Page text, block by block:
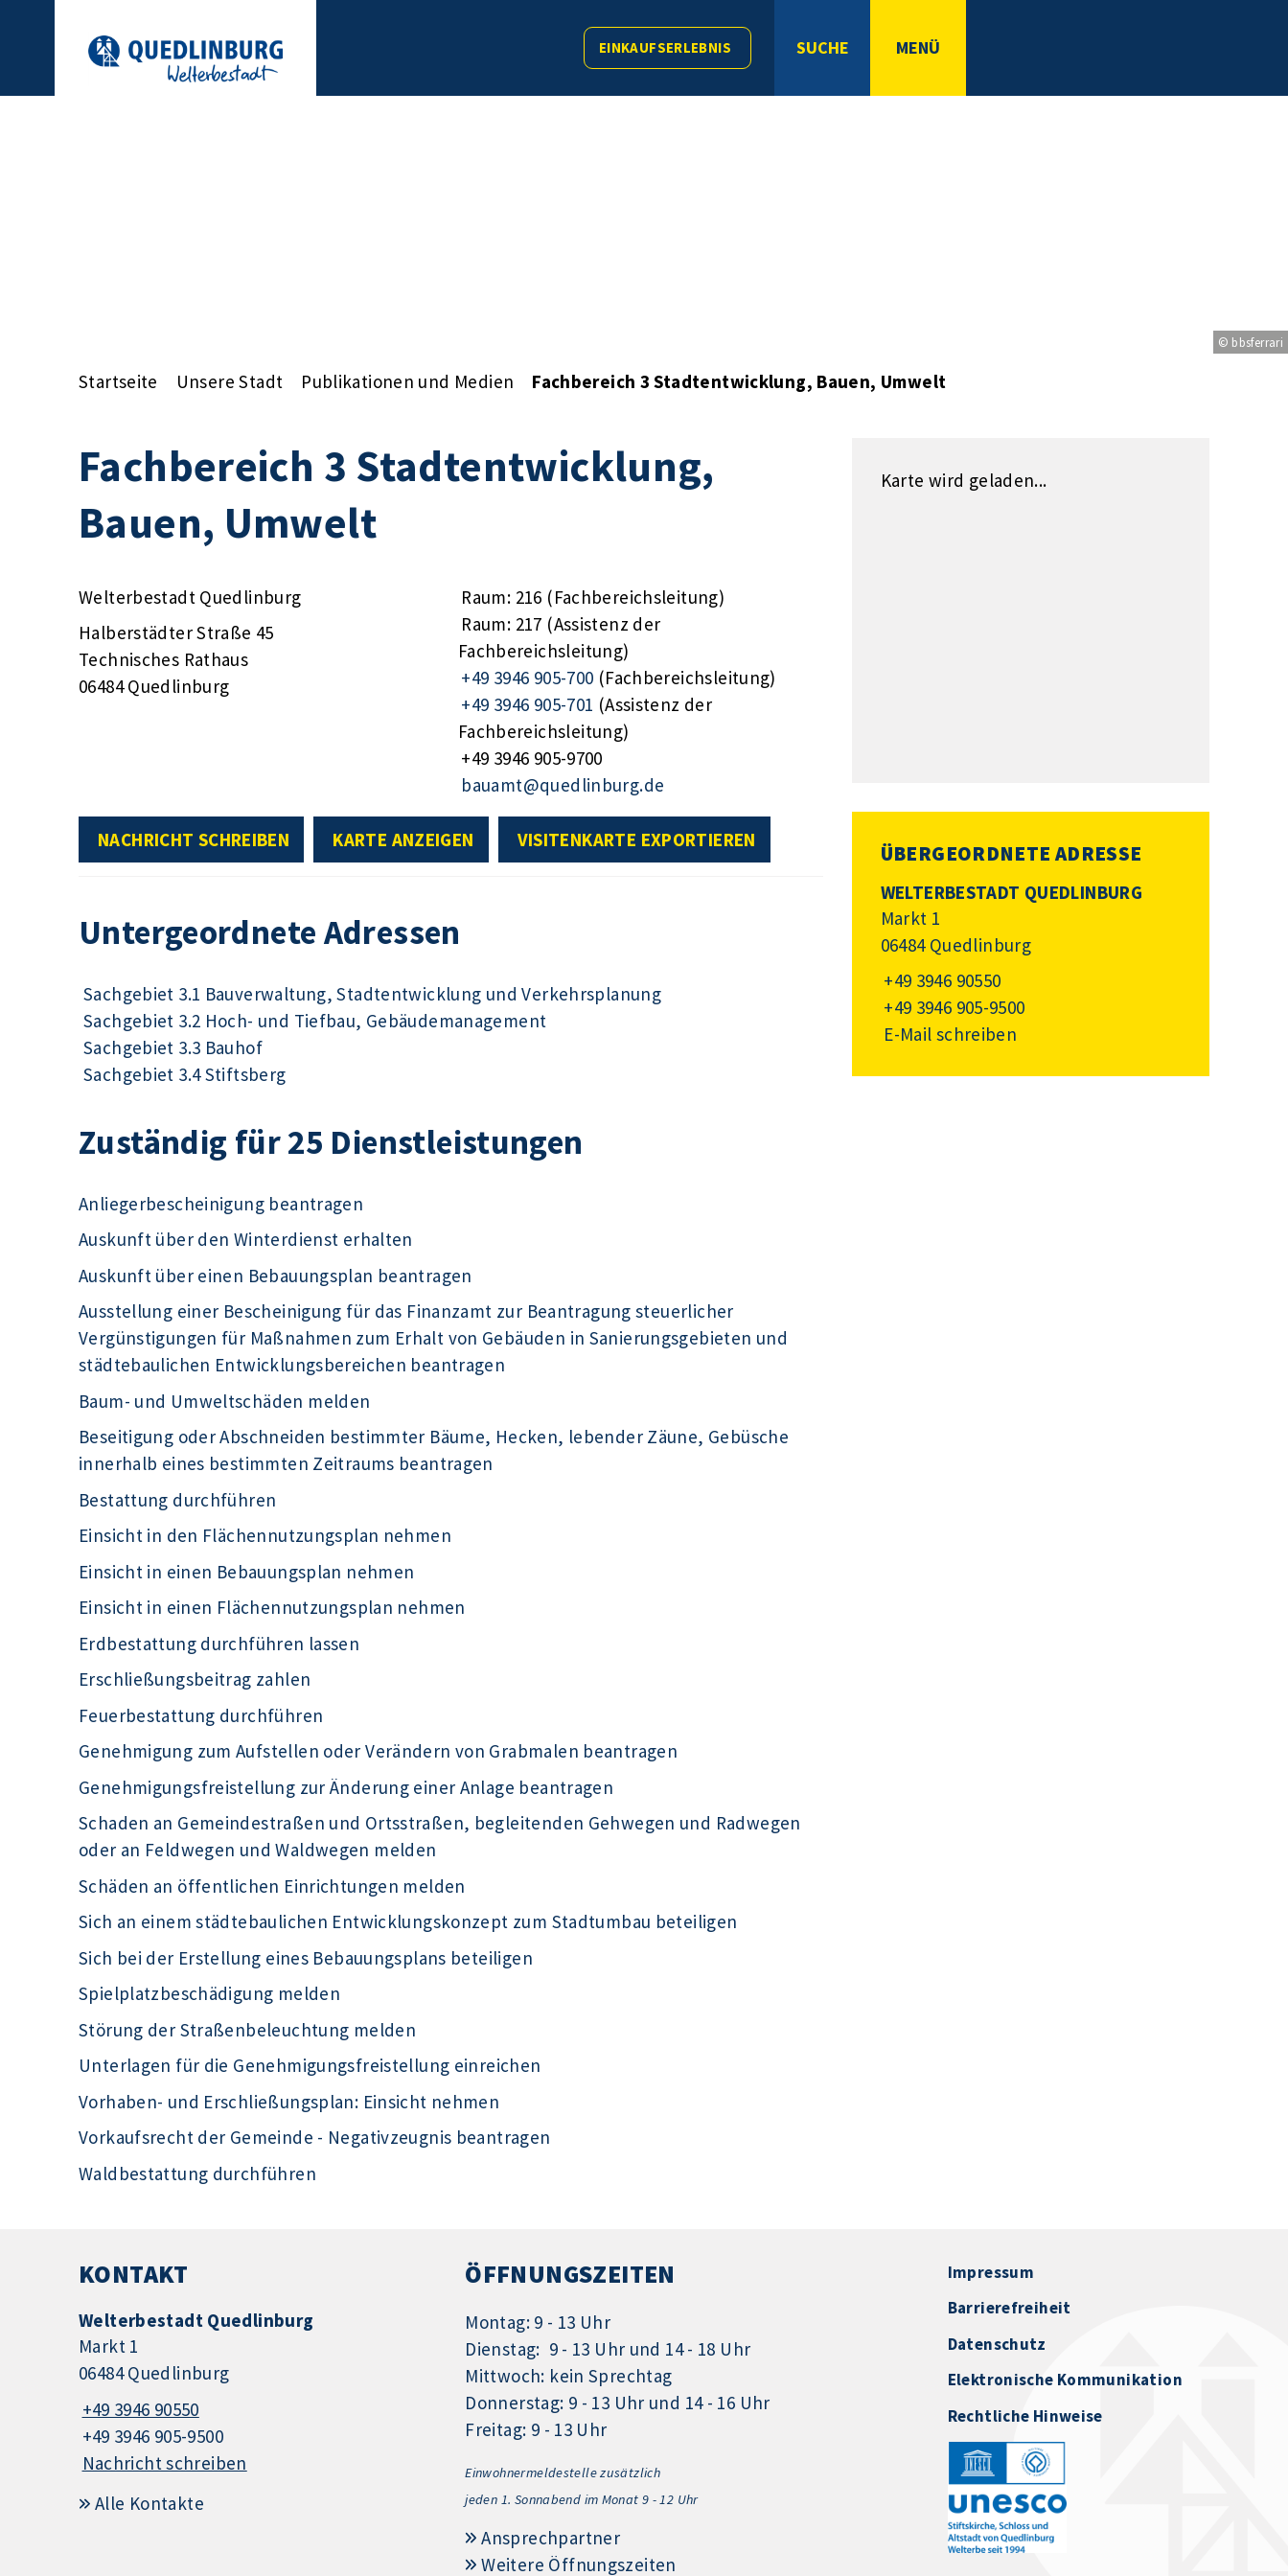
EINKAUFSERLEBNIS SUCHE MENÜ
© bbsferrari
Startseite Unsere Stadt Publikationen und Medien Fachbereich 3 Stadtentwicklung, Bauen, Umwelt
Fachbereich 3 Stadtentwicklung,
Bauen, Umwelt
Welterbestadt Quedlinburg
Halberstädter Straße 45
Technisches Rathaus
06484 Quedlinburg
Raum: 216 (Fachbereichsleitung)
Raum: 217 (Assistenz der
Fachbereichsleitung)
+49 3946 905-700 (Fachbereichsleitung)
+49 3946 905-701 (Assistenz der
Fachbereichsleitung)
+49 3946 905-9700
bauamt@quedlinburg.de
NACHRICHT SCHREIBEN KARTE ANZEIGEN VISITENKARTE EXPORTIEREN
Untergeordnete Adressen
Sachgebiet 3.1 Bauverwaltung, Stadtentwicklung und Verkehrsplanung
Sachgebiet 3.2 Hoch- und Tiefbau, Gebäudemanagement
Sachgebiet 3.3 Bauhof
Sachgebiet 3.4 Stiftsberg
Zuständig für 25 Dienstleistungen
Anliegerbescheinigung beantragen
Auskunft über den Winterdienst erhalten
Auskunft über einen Bebauungsplan beantragen
Ausstellung einer Bescheinigung für das Finanzamt zur Beantragung steuerlicher
Vergünstigungen für Maßnahmen zum Erhalt von Gebäuden in Sanierungsgebieten und
städtebaulichen Entwicklungsbereichen beantragen
Baum- und Umweltschäden melden
Beseitigung oder Abschneiden bestimmter Bäume, Hecken, lebender Zäune, Gebüsche
innerhalb eines bestimmten Zeitraums beantragen
Bestattung durchführen
Einsicht in den Flächennutzungsplan nehmen
Einsicht in einen Bebauungsplan nehmen
Einsicht in einen Flächennutzungsplan nehmen
Erdbestattung durchführen lassen
Erschließungsbeitrag zahlen
Feuerbestattung durchführen
Genehmigung zum Aufstellen oder Verändern von Grabmalen beantragen
Genehmigungsfreistellung zur Änderung einer Anlage beantragen
Schaden an Gemeindestraßen und Ortsstraßen, begleitenden Gehwegen und Radwegen
oder an Feldwegen und Waldwegen melden
Schäden an öffentlichen Einrichtungen melden
Sich an einem städtebaulichen Entwicklungskonzept zum Stadtumbau beteiligen
Sich bei der Erstellung eines Bebauungsplans beteiligen
Spielplatzbeschädigung melden
Störung der Straßenbeleuchtung melden
Unterlagen für die Genehmigungsfreistellung einreichen
Vorhaben- und Erschließungsplan: Einsicht nehmen
Vorkaufsrecht der Gemeinde - Negativzeugnis beantragen
Waldbestattung durchführen
Karte wird geladen...
ÜBERGEORDNETE ADRESSE
WELTERBESTADT QUEDLINBURG
Markt 1
06484 Quedlinburg
+49 3946 90550
+49 3946 905-9500
E-Mail schreiben
KONTAKT
Welterbestadt Quedlinburg
Markt 1
06484 Quedlinburg
+49 3946 90550
+49 3946 905-9500
Nachricht schreiben
Alle Kontakte
ÖFFNUNGSZEITEN
Montag: 9 - 13 Uhr
Dienstag: 9 - 13 Uhr und 14 - 18 Uhr
Mittwoch: kein Sprechtag
Donnerstag: 9 - 13 Uhr und 14 - 16 Uhr
Freitag: 9 - 13 Uhr
Einwohnermeldestelle zusätzlich
jeden 1. Sonnabend im Monat 9 - 12 Uhr
Ansprechpartner
Weitere Öffnungszeiten
Impressum
Barrierefreiheit
Datenschutz
Elektronische Kommunikation
Rechtliche Hinweise